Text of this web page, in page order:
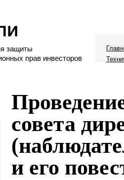
защиты
прав инвесторов
совета
и его